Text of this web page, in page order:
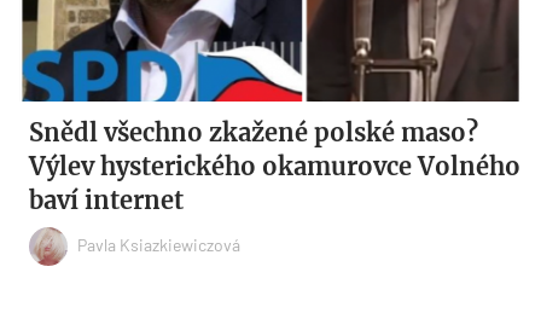
Snědl všechno zkažené polské maso?
Výlev hysterického okamurovce Volného
baví internet
Pavla Ksiazkiewiczová